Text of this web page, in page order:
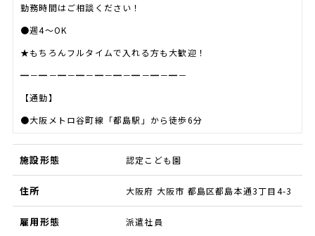
勤務時間はご相談ください！
●週4～OK
★もちろんフルタイムで入れる方も大歓迎！
━－━－━－━－━－━－━－━－━－
【通勤】
●大阪メトロ谷町線「都島駅」から徒歩6分
施設形態 認定こども園
住所 大阪府 大阪市 都島区都島本通3丁目4-3
雇用形態 派遣社員